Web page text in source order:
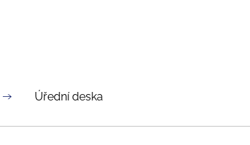
Úřední deska